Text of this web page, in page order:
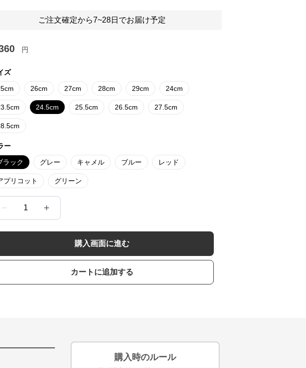
ご注文確定から7~28日でお届け予定
円
ズ
26cm 27cm 28cm 29cm 24cm
24.5cm 25.5cm 26.5cm 27.5cm
ー
ラック グレー キャメル ブルー レッド
プリコット グリーン
1
購入画面に進む
カートに追加する
購入時のルール